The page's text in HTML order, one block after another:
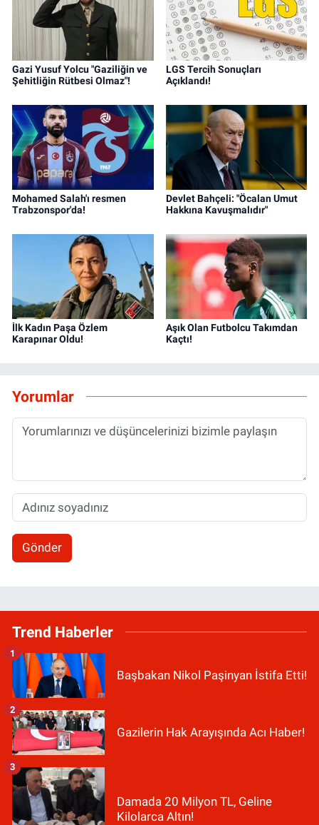
Gazi Yusuf Yolcu "Gaziliğin ve
Şehitliğin Rütbesi Olmaz"!
LGS Tercih Sonuçları
Açıklandı!
Mohamed Salah'ı resmen
Trabzonspor'da!
Devlet Bahçeli: "Öcalan Umut
Hakkına Kavuşmalıdır"
İlk Kadın Paşa Özlem
Karapınar Oldu!
Aşık Olan Futbolcu Takımdan
Kaçtı!
Yorumlar
Gönder
Trend Haberler
Başbakan Nikol Paşinyan İstifa Etti!
1
Gazilerin Hak Arayışında Acı Haber!
2
Damada 20 Milyon TL, Geline
Kilolarca Altın!
3